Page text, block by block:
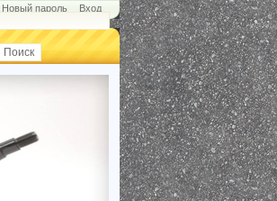
Новый пароль Вход